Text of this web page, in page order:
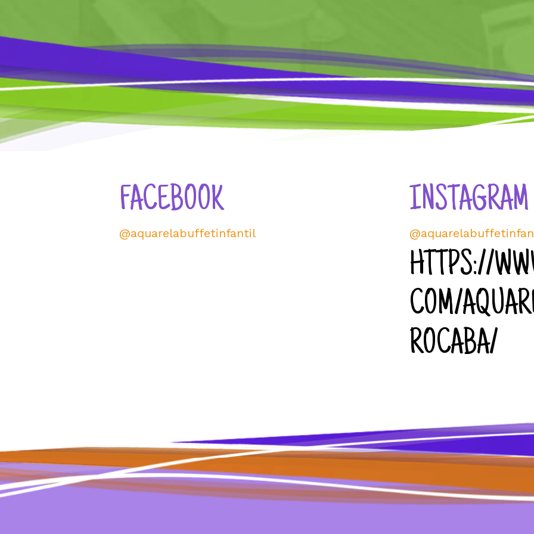
FACEBOOK
@aquarelabuffetinfantil
INSTAGRAM
HTTPS://
COM/
ROCABA/